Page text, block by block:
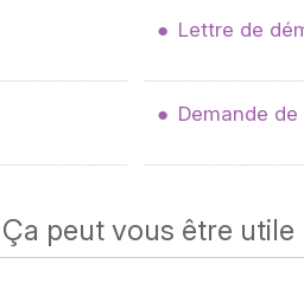
Lettre de
Demande
Ça peut vous être utile